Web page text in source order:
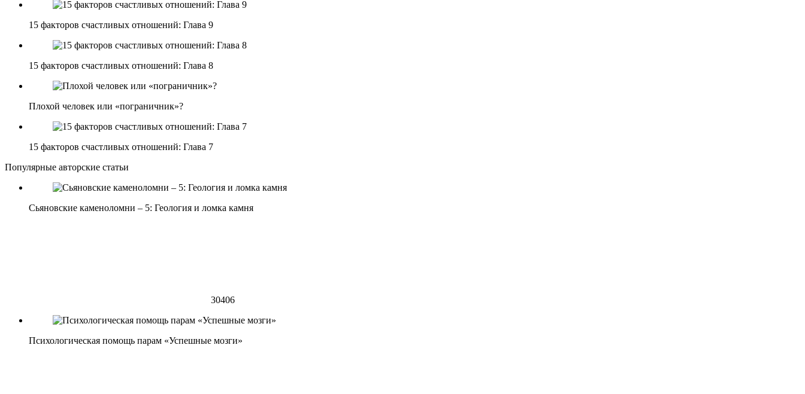
15 факторов счастливых отношений: Глава 9
15 факторов счастливых отношений: Глава 8
Плохой человек или «пограничник»?
15 факторов счастливых отношений: Глава 7
Популярные авторские статьи
Сьяновские каменоломни – 5: Геология и ломка камня
30406
Психологическая помощь парам «Успешные мозги»